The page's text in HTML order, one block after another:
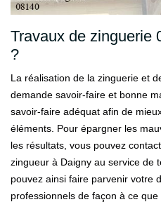
Travaux de zinguerie
?
La réalisation de la zinguerie et
demande savoir-faire et bonne
savoir-faire adéquat afin de
éléments. Pour épargner les
les résultats, vous pouvez
zingueur à Daigny au service de
pouvez ainsi faire parvenir votre
professionnels de façon à ce